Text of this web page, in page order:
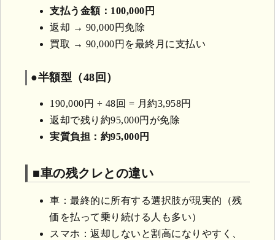
支払う金額：100,000円
返却 → 90,000円免除
買取 → 90,000円を最終月に支払い
●半額型（48回）
190,000円 ÷ 48回 = 月約3,958円
返却で残り約95,000円が免除
実質負担：約95,000円
■車の残クレとの違い
車：最終的に所有する選択肢が現実的（残
価を払って乗り続ける人も多い）
スマホ：返却しないと割高になりやすく、